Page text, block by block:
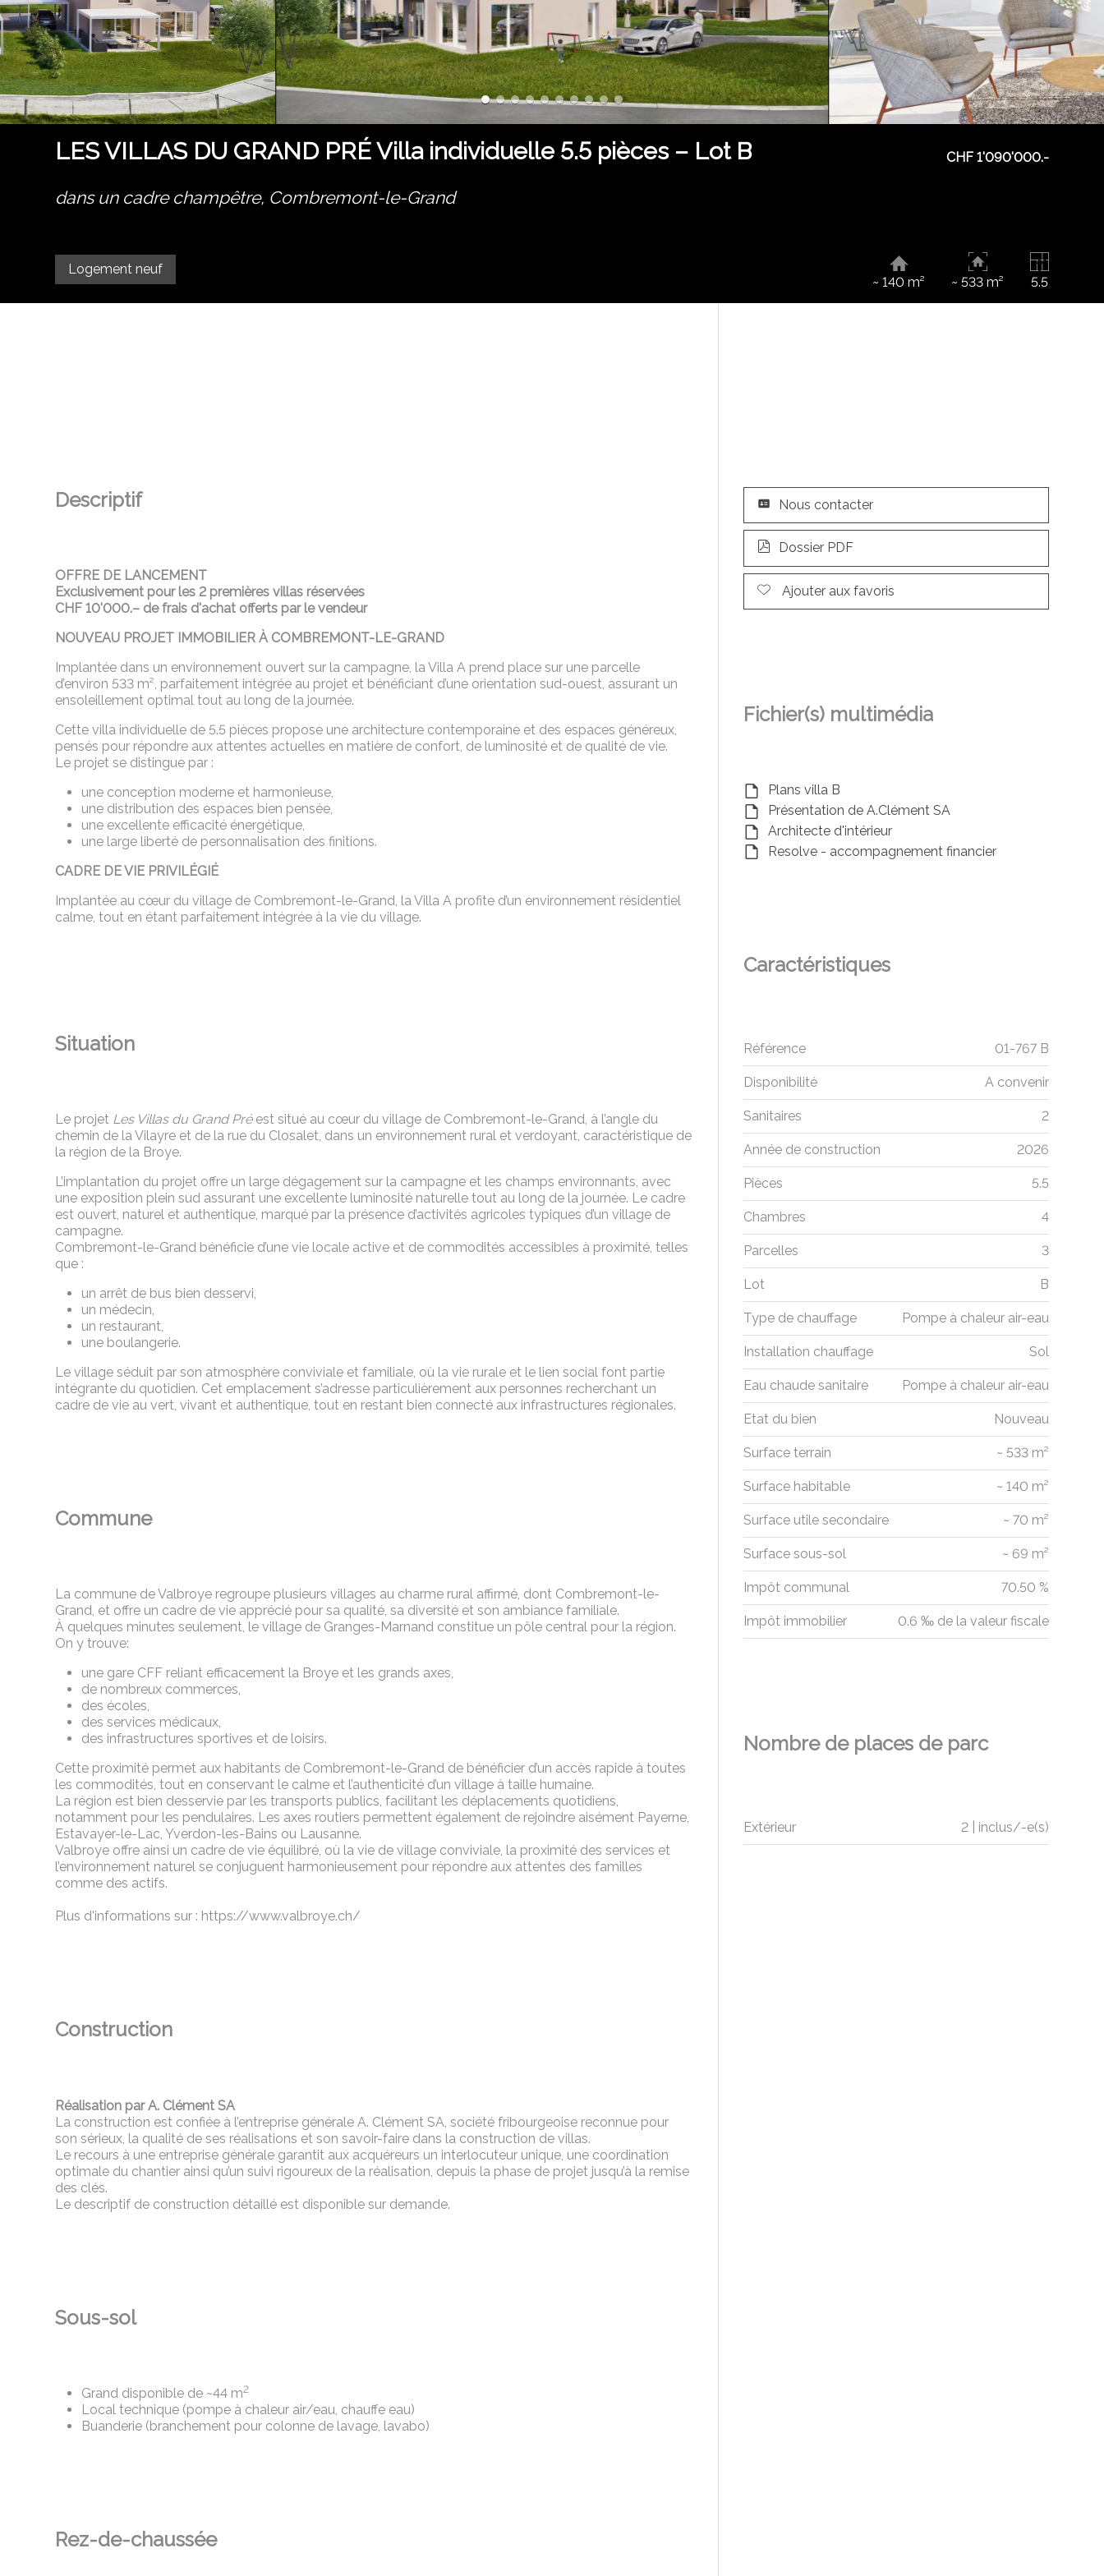
LES VILLAS DU GRAND PRÉ Villa individuelle 5.5 pièces – Lot B CHF 1'090'000.-
dans un cadre champêtre, Combremont-le-Grand
Logement neuf
~ 140 m²
~ 533 m² 5.5
Descriptif
OFFRE DE LANCEMENT
Exclusivement pour les 2 premières villas réservées
CHF 10'000.– de frais d'achat offerts par le vendeur
NOUVEAU PROJET IMMOBILIER À COMBREMONT-LE-GRAND
Implantée dans un environnement ouvert sur la campagne, la Villa A prend place sur une parcelle
d’environ 533 m², parfaitement intégrée au projet et bénéficiant d’une orientation sud-ouest, assurant un
ensoleillement optimal tout au long de la journée.
Cette villa individuelle de 5.5 pièces propose une architecture contemporaine et des espaces généreux,
pensés pour répondre aux attentes actuelles en matière de confort, de luminosité et de qualité de vie.
Le projet se distingue par :
une conception moderne et harmonieuse,
une distribution des espaces bien pensée,
une excellente efficacité énergétique,
une large liberté de personnalisation des finitions.
CADRE DE VIE PRIVILÉGIÉ
Implantée au cœur du village de Combremont-le-Grand, la Villa A profite d’un environnement résidentiel
calme, tout en étant parfaitement intégrée à la vie du village.
Situation
Le projet Les Villas du Grand Préest situé au cœur du village de Combremont-le-Grand, à l’angle du
chemin de la Vilayre et de la rue du Closalet, dans un environnement rural et verdoyant, caractéristique de
la région de la Broye.
L’implantation du projet offre un large dégagement sur la campagne et les champs environnants, avec
une exposition plein sud assurant une excellente luminosité naturelle tout au long de la journée. Le cadre
est ouvert, naturel et authentique, marqué par la présence d’activités agricoles typiques d’un village de
campagne.
Combremont-le-Grand bénéficie d’une vie locale active et de commodités accessibles à proximité, telles
que :
un arrêt de bus bien desservi,
un médecin,
un restaurant,
une boulangerie.
Le village séduit par son atmosphère conviviale et familiale, où la vie rurale et le lien social font partie
intégrante du quotidien. Cet emplacement s’adresse particulièrement aux personnes recherchant un
cadre de vie au vert, vivant et authentique, tout en restant bien connecté aux infrastructures régionales.
Commune
La commune de Valbroye regroupe plusieurs villages au charme rural affirmé, dont Combremont-le-
Grand, et offre un cadre de vie apprécié pour sa qualité, sa diversité et son ambiance familiale.
À quelques minutes seulement, le village de Granges-Marnand constitue un pôle central pour la région.
On y trouve:
une gare CFF reliant efficacement la Broye et les grands axes,
de nombreux commerces,
des écoles,
des services médicaux,
des infrastructures sportives et de loisirs.
Cette proximité permet aux habitants de Combremont-le-Grand de bénéficier d’un accès rapide à toutes
les commodités, tout en conservant le calme et l’authenticité d’un village à taille humaine.
La région est bien desservie par les transports publics, facilitant les déplacements quotidiens,
notamment pour les pendulaires. Les axes routiers permettent également de rejoindre aisément Payerne,
Estavayer-le-Lac, Yverdon-les-Bains ou Lausanne.
Valbroye offre ainsi un cadre de vie équilibré, où la vie de village conviviale, la proximité des services et
l’environnement naturel se conjuguent harmonieusement pour répondre aux attentes des familles
comme des actifs.
Plus d'informations sur : https://www.valbroye.ch/
Construction
Réalisation par A. Clément SA
La construction est confiée à l’entreprise générale A. Clément SA, société fribourgeoise reconnue pour
son sérieux, la qualité de ses réalisations et son savoir-faire dans la construction de villas.
Le recours à une entreprise générale garantit aux acquéreurs un interlocuteur unique, une coordination
optimale du chantier ainsi qu’un suivi rigoureux de la réalisation, depuis la phase de projet jusqu’à la remise
des clés.
Le descriptif de construction détaillé est disponible sur demande.
Sous-sol
Grand disponible de ~44 m2
Local technique (pompe à chaleur air/eau, chauffe eau)
Buanderie (branchement pour colonne de lavage, lavabo)
Rez-de-chaussée
Nous contacter
Dossier PDF
Ajouter aux favoris
Fichier(s) multimédia
Plans villa B
Présentation de A.Clément SA
Architecte d'intérieur
Resolve - accompagnement financier
Caractéristiques
Référence 01-767 B
Disponibilité A convenir
Sanitaires 2
Année de construction 2026
Pièces 5.5
Chambres 4
Parcelles 3
Lot B
Type de chauffage Pompe à chaleur air-eau
Installation chauffage Sol
Eau chaude sanitaire Pompe à chaleur air-eau
Etat du bien Nouveau
Surface terrain ~ 533 m²
Surface habitable ~ 140 m²
Surface utile secondaire ~ 70 m²
Surface sous-sol ~ 69 m²
Impôt communal 70.50 %
Impôt immobilier 0.6 ‰ de la valeur fiscale
Nombre de places de parc
Extérieur 2 | inclus/-e(s)